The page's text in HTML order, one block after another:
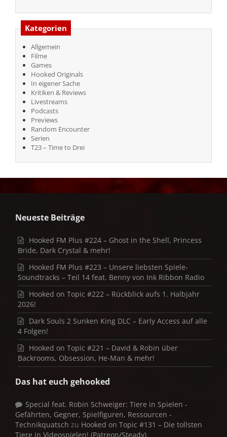
Kategorien
Allgemein
Filme
Games
Hooked Originals
In eigener Sache
Kritiken & Reviews
Livestreams
Podcasts
Previews
Random Encounter
Serien
T23 – Time to Drei
Neueste Beiträge
Hooked FM Plus #224 – Ghost in the Shell, Princess
Bride, Dark Crystal & mehr!
Hooked FM Plus #223 – Unsere liebsten Spiele-
Soundtracks – Teil 14 feat. Benny von Ink Ribbon Radio
Hooked on Topic #222 – Rückblick aufs 1. Halbjahr
2026!
Dark Souls 2 Sunken King DLC – Early Access auf alle
4 Folgen!
Hooked on Topic #221 – David & Robin über
Backrooms, Obsession, He-Man & mehr!
Das hat euch gehooked
Special feat. Robin Schweiger: Tiere in Spielen -
Gefährten, Gegner, Spielfiguren, Ressourcen -
Technikquatsch zu Hooked on Topic #131 – Die tollsten
Tiere in Videospielen! (Patreon/Steady)